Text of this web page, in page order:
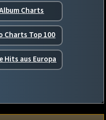
Charts
Charts Top 100
Hits aus Europa